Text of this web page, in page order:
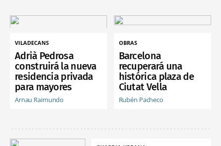
VILADECANS
Adrià Pedrosa
construirá la nueva
residencia privada
para mayores
Arnau Raimundo
OBRAS
Barcelona
recuperará una
histórica plaza de
Ciutat Vella
Rubén Pacheco